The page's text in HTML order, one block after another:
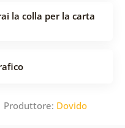
la colla per la carta
Produttore: Dovido